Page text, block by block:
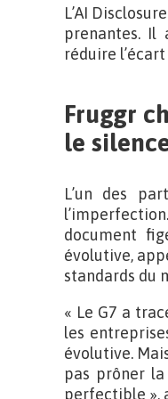
L’AI
prenantes. Il
réduire
Fruggr
le
L’un des
document
évolutive,
standards du
« Le G7 a
les
évolutive.
pas prôner
perfectible »,